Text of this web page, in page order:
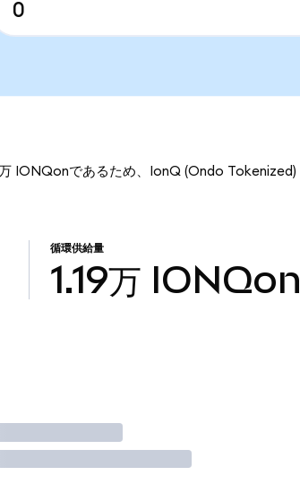
IONQonであるため、IonQ (Ondo Tokenized)
循環供給量
1.19万 IONQon
引